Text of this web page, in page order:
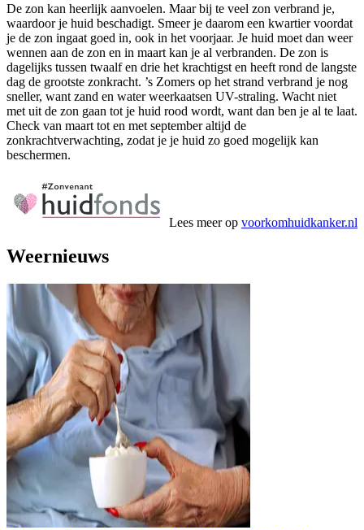
De zon kan heerlijk aanvoelen. Maar bij te veel zon verbrand je,
waardoor je huid beschadigt. Smeer je daarom een kwartier voordat
je de zon ingaat goed in, ook in het voorjaar. Je huid moet dan weer
wennen aan de zon en in maart kan je al verbranden. De zon is
dagelijks tussen twaalf en drie het krachtigst en heeft rond de langste
dag de grootste zonkracht. ’s Zomers op het strand verbrand je nog
sneller, want zand en water weerkaatsen UV-straling. Wacht niet
met uit de zon gaan tot je huid rood wordt, want dan ben je al te laat.
Check van maart tot en met september altijd de
zonkrachtverwachting, zodat je je huid zo goed mogelijk kan
beschermen.
Lees meer op voorkomhuidkanker.nl
Weernieuws